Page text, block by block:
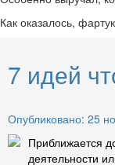
Как оказалось,
7 идей
Опубликовано: 25
Приближается
деятельности